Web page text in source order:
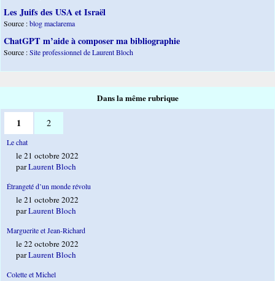
Les Juifs des USA et Israël
Source :blog maclarema
ChatGPT m’aide à composer ma bibliographie
Source :Site professionnel de Laurent Bloch
Dans la même rubrique
1 2
Le chat
le 21 octobre 2022
parLaurent Bloch
Étrangeté d’un monde révolu
le 21 octobre 2022
parLaurent Bloch
Marguerite et Jean-Richard
le 22 octobre 2022
parLaurent Bloch
Colette et Michel